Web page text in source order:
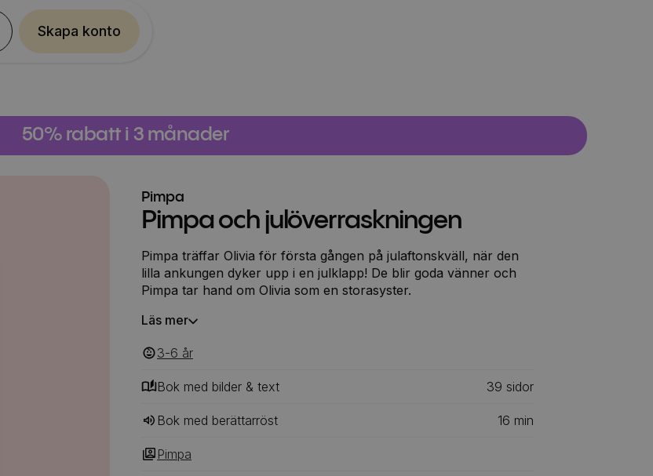
Skapa konto
50% rabatt i 3 månader
Pimpa
Pimpa och julöverraskningen
Pimpa träffar Olivia för första gången på julaftonskväll, när den
lilla ankungen dyker upp i en julklapp! De blir goda vänner och
Pimpa tar hand om Olivia som en storasyster.
Läs mer
3-6 ‎‎ år
Bok med bilder & text 39 ‎‎ sidor
Bok med berättarröst 16 min
Pimpa